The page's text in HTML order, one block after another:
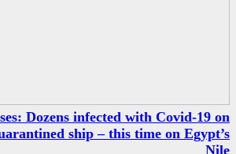
Danger cruises: Dozens
ANOTHER quarantined ship